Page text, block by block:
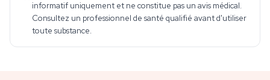
informatif uniquement et ne constitue pas un avis médical.
Consultez un professionnel de santé qualifié avant d'utiliser
toute substance.